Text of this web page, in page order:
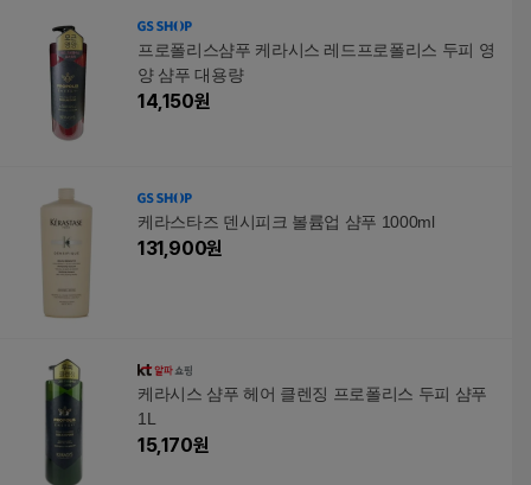
프로폴리스샴푸 케라시스 레드프로폴리스 두피 영
양 샴푸 대용량
14,150원
케라스타즈 덴시피크 볼륨업 샴푸 1000ml
131,900원
케라시스 샴푸 헤어 클렌징 프로폴리스 두피 샴푸
1L
15,170원